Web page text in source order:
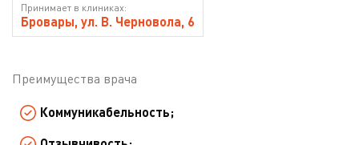
Принимает в клиниках:
Бровары, ул. В. Черновола, 6
Преимущества врача
Коммуникабельность;